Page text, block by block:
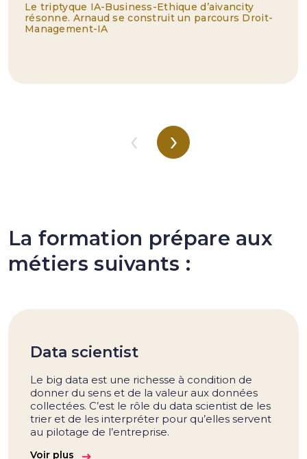
Le triptyque IA-Business-Ethique d’aivancity
résonne. Arnaud se construit un parcours Droit-
Management-IA
‹ ›
La formation prépare aux
métiers suivants :
Data scientist
Le big data est une richesse à condition de
donner du sens et de la valeur aux données
collectées. C’est le rôle du data scientist de les
trier et de les interpréter pour qu’elles servent
au pilotage de l’entreprise.
Voir plus